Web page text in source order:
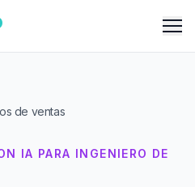
de ventas
IA PARA INGENIERO DE